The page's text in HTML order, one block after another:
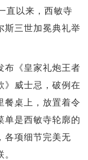
直以来，西敏寺
斯三世加冕典礼举
布《皇家礼炮王者
》威士忌，破例在
餐桌上，放置着令
单是西敏寺轮廓的
各项细节完美无